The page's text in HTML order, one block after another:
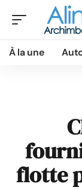
À la une
flotte